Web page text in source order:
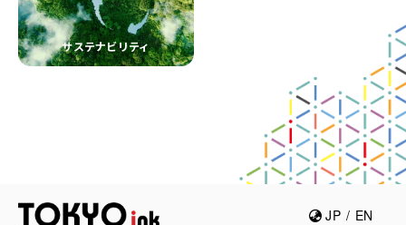
サステナビリティ
JP / EN